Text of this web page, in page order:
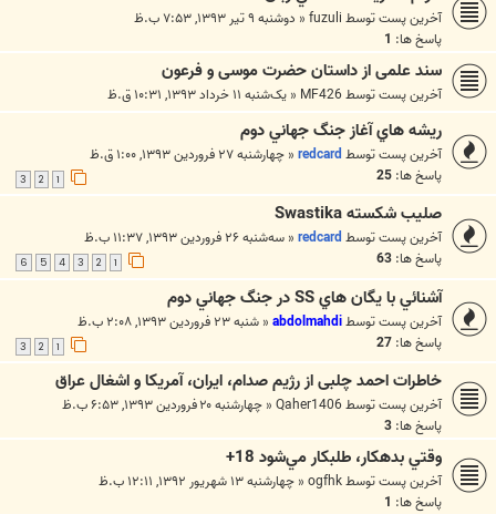
آخرین پست توسطfuzuli
« دوشنبه ۹ تیر ۱۳۹۳, ۷:۵۳ ب.ظ
پاسخ ها: 1
سند علمی از داستان حضرت موسی و فرعون
آخرین پست توسطMF426
« یک‌شنبه ۱۱ خرداد ۱۳۹۳, ۱۰:۳۱ ق.ظ
ريشه هاي آغاز جنگ جهاني دوم
آخرین پست توسطredcard
« چهارشنبه ۲۷ فروردین ۱۳۹۳, ۱:۰۰ ق.ظ
پاسخ ها: 25
3
صلیب شکسته Swastika
آخرین پست توسطredcard
« سه‌شنبه ۲۶ فروردین ۱۳۹۳, ۱۱:۳۷ ب.ظ
پاسخ ها: 63
3
4
5
6
آشنائي با يگان هاي SS در جنگ جهاني دوم
آخرین پست توسطabdolmahdi
« شنبه ۲۳ فروردین ۱۳۹۳, ۲:۰۸ ب.ظ
پاسخ ها: 27
3
خاطرات احمد چلبی از رژیم صدام، ایران، آمریکا و اشغال عراق
آخرین پست توسطQaher1406
« چهارشنبه ۲۰ فروردین ۱۳۹۳, ۶:۵۳ ب.ظ
پاسخ ها: 3
وقتي بدهکار، طلبکار مي‌شود 18+
آخرین پست توسطogfhk
« چهارشنبه ۱۳ شهریور ۱۳۹۲, ۱۲:۱۱ ب.ظ
پاسخ ها: 1